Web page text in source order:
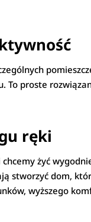
proste
ręki
żyć
stworzyć dom,
wyższego